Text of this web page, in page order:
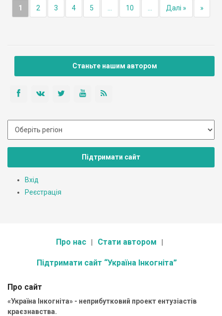
1 2 3 4 5 10 Далі » »
Станьте нашим автором
Підтримати сайт
Вхід
Реєстрація
Про нас Стати автором
Підтримати сайт “Україна Інкогніта”
Про сайт
«Україна Інкогніта» - неприбутковий проект ентузіастів
краєзнавства.